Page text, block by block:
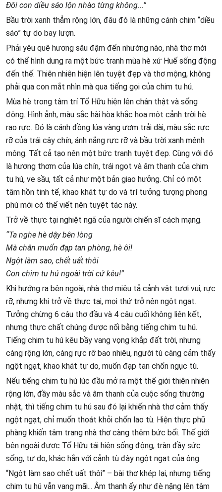
Đôi con diều sáo lộn nhào từng không...”
Bầu trời xanh thẳm rộng lớn, đâu đó là những cánh chim “diều
sáo” tự do bay lượn.
Phải yêu quê hương sâu đậm đến nhường nào, nhà thơ mới
có thể hình dung ra một bức tranh mùa hè xứ Huế sống động
đến thế. Thiên nhiên hiện lên tuyệt đẹp và thơ mộng, không
phải qua con mắt nhìn mà qua tiếng gọi của chim tu hú.
Mùa hè trong tâm trí Tố Hữu hiện lên chân thật và sống
động. Hình ảnh, màu sắc hài hòa khắc họa một cảnh trời hè
rạo rực. Đó là cánh đồng lúa vàng ươm trải dài, màu sắc rực
rỡ của trái cây chín, ánh nắng rực rỡ và bầu trời xanh mênh
mông. Tất cả tạo nên một bức tranh tuyệt đẹp. Cùng với đó
là hương thơm của lúa chín, trái ngọt và âm thanh của chim
tu hú, ve sầu, tất cả như một bản giao hưởng. Chỉ có một
tâm hồn tinh tế, khao khát tự do và trí tưởng tượng phong
phú mới có thể viết nên tuyệt tác này.
Trở về thực tại nghiệt ngã của người chiến sĩ cách mạng.
“Ta nghe hè dậy bên lòng
Mà chân muốn đạp tan phòng, hè ôi!
Ngột làm sao, chết uất thôi
Con chim tu hú ngoài trời cứ kêu!”
Khi hướng ra bên ngoài, nhà thơ miêu tả cảnh vật tươi vui, rực
rỡ, nhưng khi trở về thực tại, mọi thứ trở nên ngột ngạt.
Tưởng chừng 6 câu thơ đầu và 4 câu cuối không liên kết,
nhưng thực chất chúng được nối bằng tiếng chim tu hú.
Tiếng chim tu hú kêu bầy vang vọng khắp đất trời, nhưng
càng rộng lớn, càng rực rỡ bao nhiêu, người tù càng cảm thấy
ngột ngạt, khao khát tự do, muốn đạp tan chốn ngục tù.
Nếu tiếng chim tu hú lúc đầu mở ra một thế giới thiên nhiên
rộng lớn, đầy màu sắc và âm thanh của cuộc sống thường
nhật, thì tiếng chim tu hú sau đó lại khiến nhà thơ cảm thấy
ngột ngạt, chỉ muốn thoát khỏi chốn lao tù. Hiện thực phũ
phàng khiến tâm trạng nhà thơ càng thêm bức bối. Thế giới
bên ngoài được Tố Hữu tái hiện sống động, tràn đầy sức
sống, tự do, khác hẳn với cảnh tù đày ngột ngạt của ông.
“Ngột làm sao chết uất thôi” – bài thơ khép lại, nhưng tiếng
chim tu hú vẫn vang mãi... Âm thanh ấy như đè nặng lên tâm